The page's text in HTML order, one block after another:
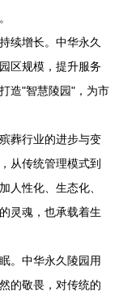
续增长。 中华永久
区规模，提升服务
造"智慧陵园"，为市
葬行业的进步与变
从传统管理模式到
人性化、生态化、
灵魂，也承载着生
。 中华永久陵园 用
的敬畏，对传统的